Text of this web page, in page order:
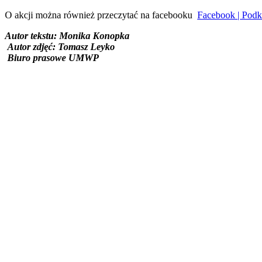
O akcji można również przeczytać na facebooku Facebook |
Autor tekstu: Monika Konopka
Autor zdjęć: Tomasz Leyko
Biuro prasowe UMWP